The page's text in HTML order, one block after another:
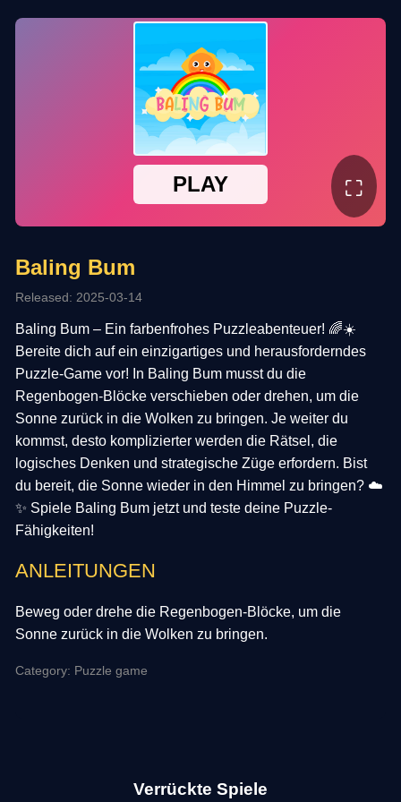
⛶
Baling Bum
Released: 2025-03-14
Baling Bum – Ein farbenfrohes Puzzleabenteuer! 🌈☀️
Bereite dich auf ein einzigartiges und herausforderndes
Puzzle-Game vor! In Baling Bum musst du die
Regenbogen-Blöcke verschieben oder drehen, um die
Sonne zurück in die Wolken zu bringen. Je weiter du
kommst, desto komplizierter werden die Rätsel, die
logisches Denken und strategische Züge erfordern. Bist
du bereit, die Sonne wieder in den Himmel zu bringen? ☁️
✨ Spiele Baling Bum jetzt und teste deine Puzzle-
Fähigkeiten!
ANLEITUNGEN
Beweg oder drehe die Regenbogen-Blöcke, um die
Sonne zurück in die Wolken zu bringen.
Category: Puzzle game
Verrückte Spiele